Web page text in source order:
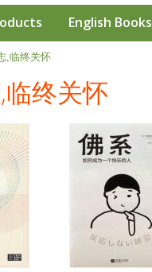
English Books
,临终关怀
终关怀